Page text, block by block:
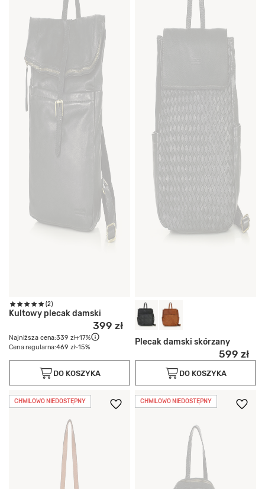
(2)
Kultowy plecak damski
399 zł
Najniższa cena:339 zł+17%
Cena regularna:469 zł-15%
DO KOSZYKA
Plecak damski skórzany
599 zł
DO KOSZYKA
CHWILOWO NIEDOSTĘPNY CHWILOWO NIEDOSTĘPNY